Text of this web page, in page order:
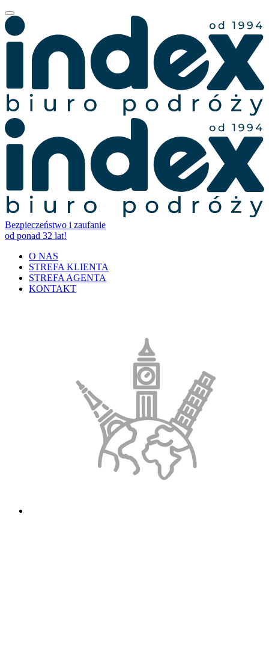
Bezpieczeństwo i zaufanie
od ponad 32 lat!
O NAS
STREFA KLIENTA
STREFA AGENTA
KONTAKT